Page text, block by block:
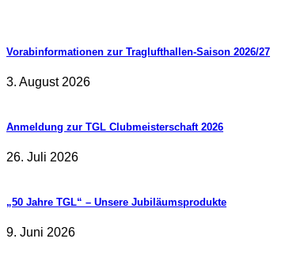
Vorabinformationen zur Traglufthallen-Saison 2026/27
3. August 2026
Anmeldung zur TGL Clubmeisterschaft 2026
26. Juli 2026
„50 Jahre TGL“ – Unsere Jubiläumsprodukte
9. Juni 2026